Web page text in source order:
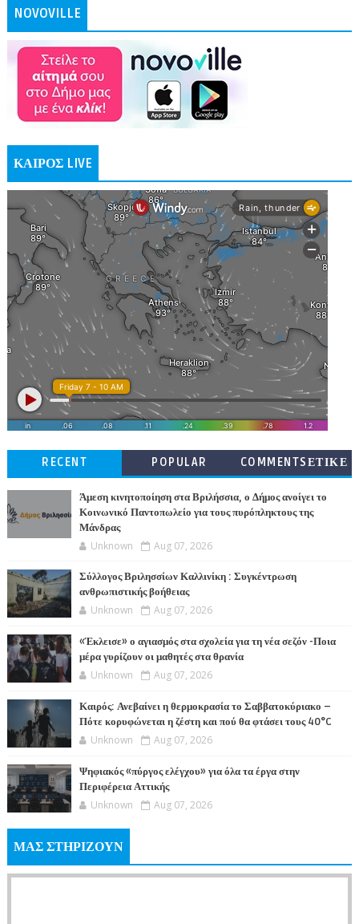
NOVOVILLE
ΚΑΙΡΟΣ LIVE
RECENT POPULAR
COMMENTSΕΤΙΚΕ
Άμεση κινητοποίηση στα Βριλήσσια, ο Δήμος ανοίγει το
Κοινωνικό Παντοπωλείο για τους πυρόπληκτους της
Μάνδρας
Unknown Aug 07, 2026
Σύλλογος Βριλησσίων Καλλινίκη : Συγκέντρωση
ανθρωπιστικής βοήθειας
Unknown Aug 07, 2026
«Έκλεισε» ο αγιασμός στα σχολεία για τη νέα σεζόν -Ποια
μέρα γυρίζουν οι μαθητές στα θρανία
Unknown Aug 07, 2026
Καιρός: Ανεβαίνει η θερμοκρασία το Σαββατοκύριακο –
Πότε κορυφώνεται η ζέστη και πού θα φτάσει τους 40°C
Unknown Aug 07, 2026
Ψηφιακός «πύργος ελέγχου» για όλα τα έργα στην
Περιφέρεια Αττικής
Unknown Aug 07, 2026
ΜΑΣ ΣΤΗΡΙΖΟΥΝ